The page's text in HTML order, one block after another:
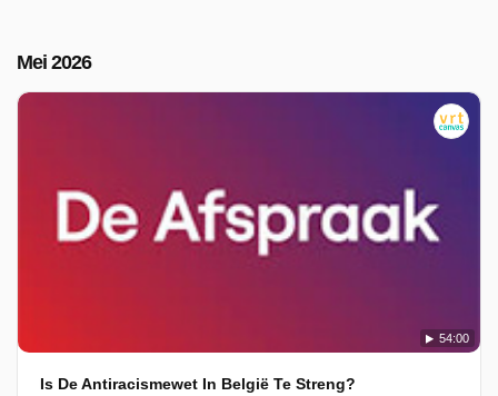
Mei 2026
54:00
Is De Antiracismewet In België Te Streng?